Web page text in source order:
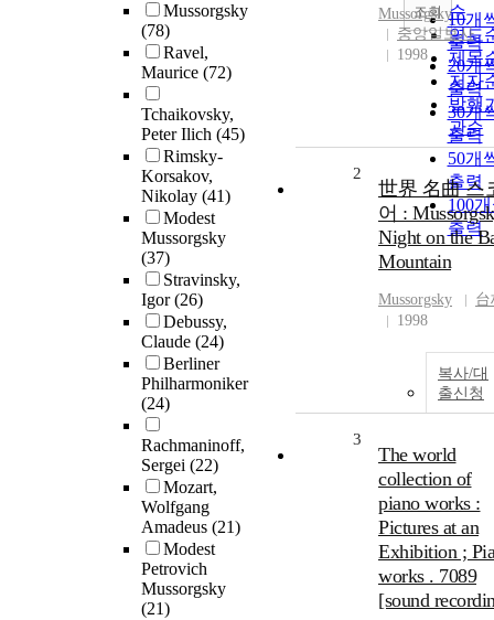
Mussorgsky
(78)
Ravel,
Maurice (72)
Tchaikovsky,
Peter Ilich (45)
Rimsky-
Korsakov,
Nikolay (41)
Modest
Mussorgsky
(37)
Stravinsky,
Igor(26)
Debussy,
Claude (24)
Berliner
Philharmoniker
(24)
Rachmaninoff,
Sergei (22)
Mozart,
Wolfgang
Amadeus (21)
Modest
Petrovich
Mussorgsky
(21)
순
연도
제목
저자
발행
관순
10개
출력
20개
출력
30개
출력
50개
출력
100
출력
조회
Mussorgsky
중앙일보사
1998
2
世界 名曲 스
어 :
Night on the
Mountain
Mussorgsky
台
1998
복사/대
출신청
3
The world
collection of
piano works :
Pictures at an
Exhibition ;
works . 7089
[sound